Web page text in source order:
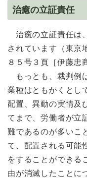
治癒の立証責任
治癒の立証責任は
されています（東京
８５号３頁［伊藤忠
もっとも、裁判例
業種はともかくとし
配置、異動の実情及
てまで、労働者が立
難であるのが多いこ
て、配置される可能
をすることができる
由が消滅したことに